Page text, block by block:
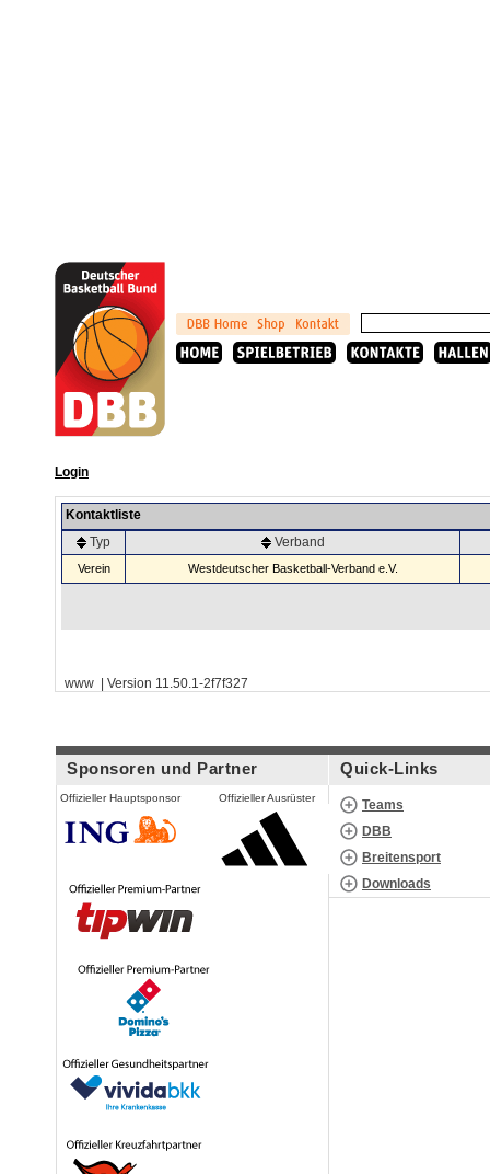
Login
Kontaktliste
Typ
Verband
Verein Westdeutscher Basketball-Verband e.V.
www | Version 11.50.1-2f7f327
Sponsoren und Partner
Offizieller Hauptsponsor Offizieller Ausrüster
Quick-Links
Teams
DBB
Breitensport
Downloads